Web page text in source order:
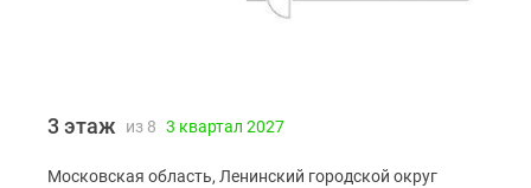
3 этаж из 8 3 квартал 2027
Московская область, Ленинский городской округ